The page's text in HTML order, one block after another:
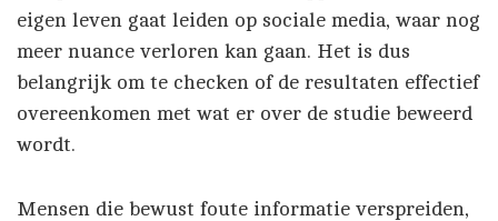
eigen leven gaat leiden op sociale media, waar nog
meer nuance verloren kan gaan. Het is dus
belangrijk om te checken of de resultaten effectief
overeenkomen met wat er over de studie beweerd
wordt.
Mensen die bewust foute informatie verspreiden,